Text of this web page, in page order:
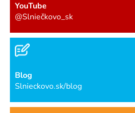
YouTube
@Slniečkovo_sk
Blog
Slnieckovo.sk/blog